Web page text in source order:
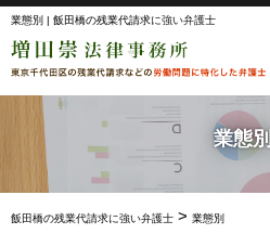
業態別 | 飯田橋の残業代請求に強い弁護士
業態別
飯田橋の残業代請求に強い弁護士 > 業態別